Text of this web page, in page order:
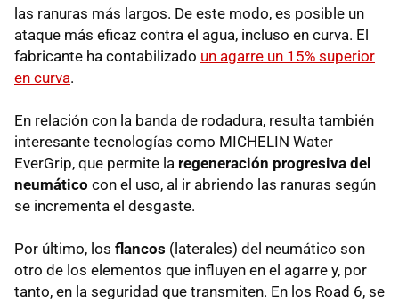
las ranuras más largos. De este modo, es posible un
ataque más eficaz contra el agua, incluso en curva. El
fabricante ha contabilizado un agarre un 15% superior
en curva.
En relación con la banda de rodadura, resulta también
interesante tecnologías como MICHELIN Water
EverGrip, que permite la regeneración progresiva del
neumático con el uso, al ir abriendo las ranuras según
se incrementa el desgaste.
Por último, los flancos (laterales) del neumático son
otro de los elementos que influyen en el agarre y, por
tanto, en la seguridad que transmiten. En los Road 6, se